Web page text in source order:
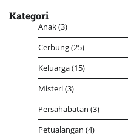
Kategori
Anak(3)
Cerbung(25)
Keluarga(15)
Misteri(3)
Persahabatan (3)
Petualangan (4)